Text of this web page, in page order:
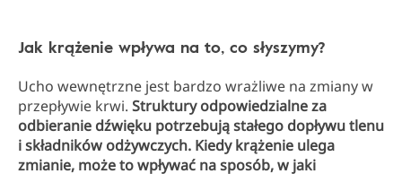
Jak krążenie wpływa na to, co słyszymy?
Ucho wewnętrzne jest bardzo wrażliwe na zmiany w
przepływie krwi. Struktury odpowiedzialne za
odbieranie dźwięku potrzebują stałego dopływu tlenu
i składników odżywczych. Kiedy krążenie ulega
zmianie, może to wpływać na sposób, w jaki